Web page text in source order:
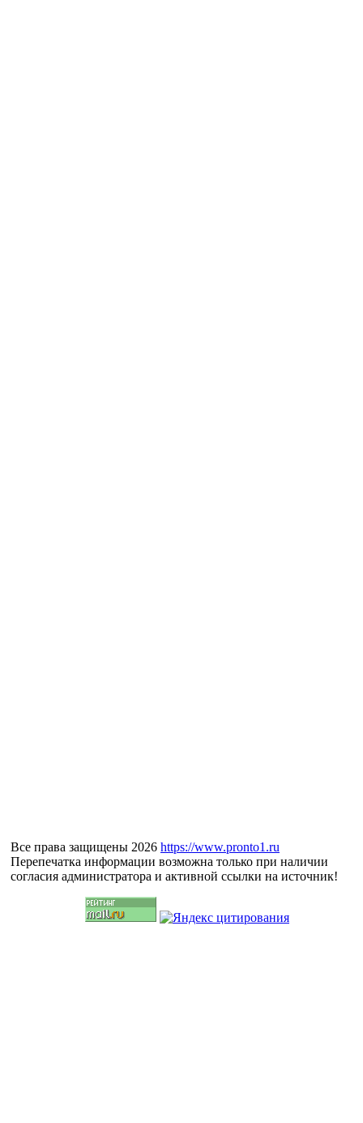
Все права защищены 2026 https://www.pronto1.ru
Перепечатка информации возможна только при наличии
согласия администратора и активной ссылки на источник!